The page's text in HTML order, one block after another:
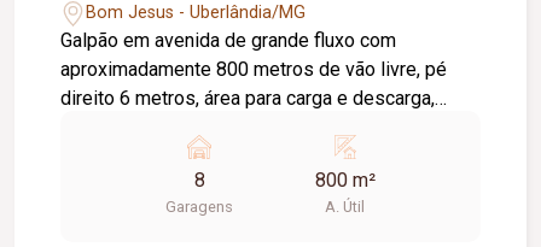
Bom Jesus - Uberlândia/MG
Galpão em avenida de grande fluxo com
aproximadamente 800 metros de vão livre, pé
direito 6 metros, área para carga e descarga,
8
Garagens
800 m²
A. Útil